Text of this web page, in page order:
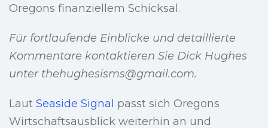
Oregons finanziellem Schicksal.
Für fortlaufende Einblicke und detaillierte
Kommentare kontaktieren Sie Dick Hughes
unter thehughesisms@gmail.com.
Laut Seaside Signal passt sich Oregons
Wirtschaftsausblick weiterhin an und